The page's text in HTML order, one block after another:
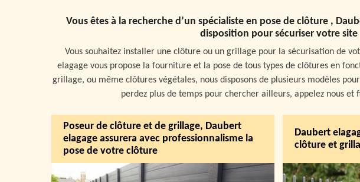
Vous êtes à la recherche d’un spécialiste en pose de clôture ,
disposition pour sécuriser votre site
Vous souhaitez installer une clôture ou un grillage pour la sécurisation de
elagage vous propose la fourniture et la pose de tous types de clôtures en
grillage, ou même clôtures végétales, nous disposons de plusieurs modèles
perdez plus de temps pour chercher ailleurs, appelez nous et
Poseur de clôture et de grillage, Daubert
elagage assurera avec professionnalisme la
pose de votre clôture
Daubert
clôture et